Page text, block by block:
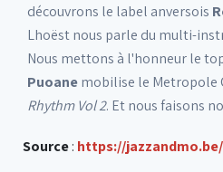
découvrons le label anversois
Lhoëst nous parle du multi-
Nous mettons à l'honneur le
Puoanemobilise le Metropole
Rhythm Vol 2. Et nous faisons
Source: https://